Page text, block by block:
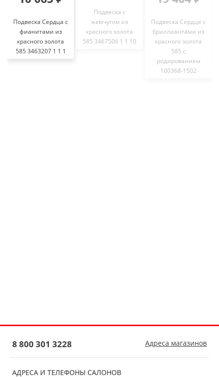
Подвеска Сердца с
фианитами из
красного золота
585 3463207 1 1 1
Подвеска с
жемчугом из
красного золота
585 3467506 1 1 10
Подвеска Сердце с
бриллиантами из
красного золота
585 с
родированием
100368-1502
АДРЕСА И ТЕЛЕФОНЫ САЛОНОВ
8 800 301 3228 Адреса магазинов